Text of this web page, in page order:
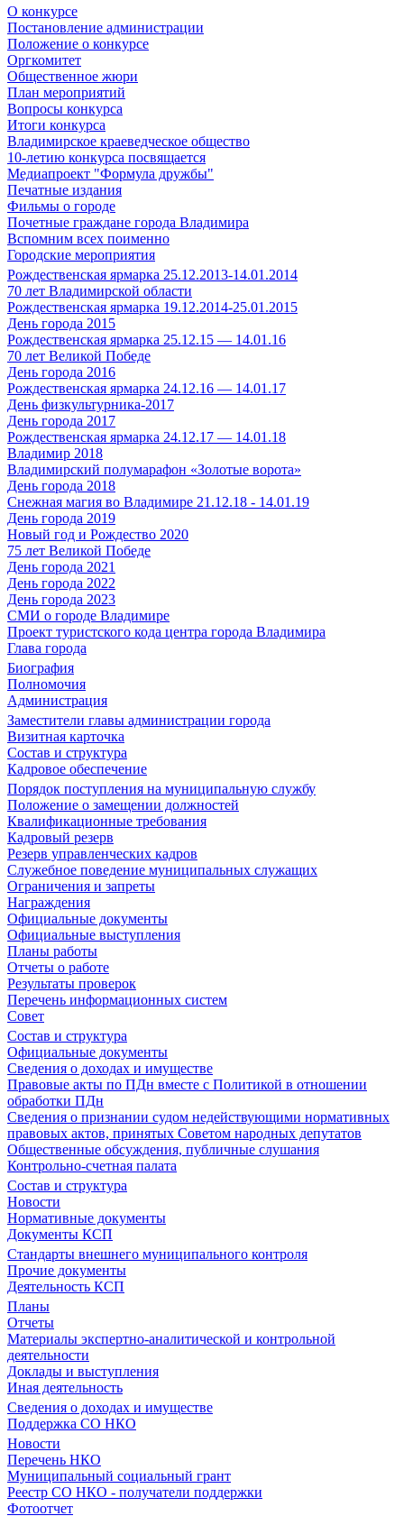
О конкурсе
Постановление администрации
Положение о конкурсе
Оргкомитет
Общественное жюри
План мероприятий
Вопросы конкурса
Итоги конкурса
Владимирское краеведческое общество
10-летию конкурса посвящается
Медиапроект "Формула дружбы"
Печатные издания
Фильмы о городе
Почетные граждане города Владимира
Вспомним всех поименно
Городские мероприятия
Рождественская ярмарка 25.12.2013-14.01.2014
70 лет Владимирской области
Рождественская ярмарка 19.12.2014-25.01.2015
День города 2015
Рождественская ярмарка 25.12.15 — 14.01.16
70 лет Великой Победе
День города 2016
Рождественская ярмарка 24.12.16 — 14.01.17
День физкультурника-2017
День города 2017
Рождественская ярмарка 24.12.17 — 14.01.18
Владимир 2018
Владимирский полумарафон «Золотые ворота»
День города 2018
Снежная магия во Владимире 21.12.18 - 14.01.19
День города 2019
Новый год и Рождество 2020
75 лет Великой Победе
День города 2021
День города 2022
День города 2023
СМИ о городе Владимире
Проект туристского кода центра города Владимира
Глава города
Биография
Полномочия
Администрация
Заместители главы администрации города
Визитная карточка
Состав и структура
Кадровое обеспечение
Порядок поступления на муниципальную службу
Положение о замещении должностей
Квалификационные требования
Кадровый резерв
Резерв управленческих кадров
Служебное поведение муниципальных служащих
Ограничения и запреты
Награждения
Официальные документы
Официальные выступления
Планы работы
Отчеты о работе
Результаты проверок
Перечень информационных систем
Совет
Состав и структура
Официальные документы
Сведения о доходах и имуществе
Правовые акты по ПДн вместе с Политикой в отношении
обработки ПДн
Сведения о признании судом недействующими нормативных
правовых актов, принятых Советом народных депутатов
Общественные обсуждения, публичные слушания
Контрольно-счетная палата
Состав и структура
Новости
Нормативные документы
Документы КСП
Стандарты внешнего муниципального контроля
Прочие документы
Деятельность КСП
Планы
Отчеты
Материалы экспертно-аналитической и контрольной
деятельности
Доклады и выступления
Иная деятельность
Сведения о доходах и имуществе
Поддержка СО НКО
Новости
Перечень НКО
Муниципальный социальный грант
Реестр СО НКО - получатели поддержки
Фотоотчет